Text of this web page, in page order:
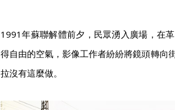
1991年蘇聯解體前夕，民眾湧入廣場，在
得自由的空氣，影像工作者紛紛將鏡頭轉向
拉沒有這麼做。